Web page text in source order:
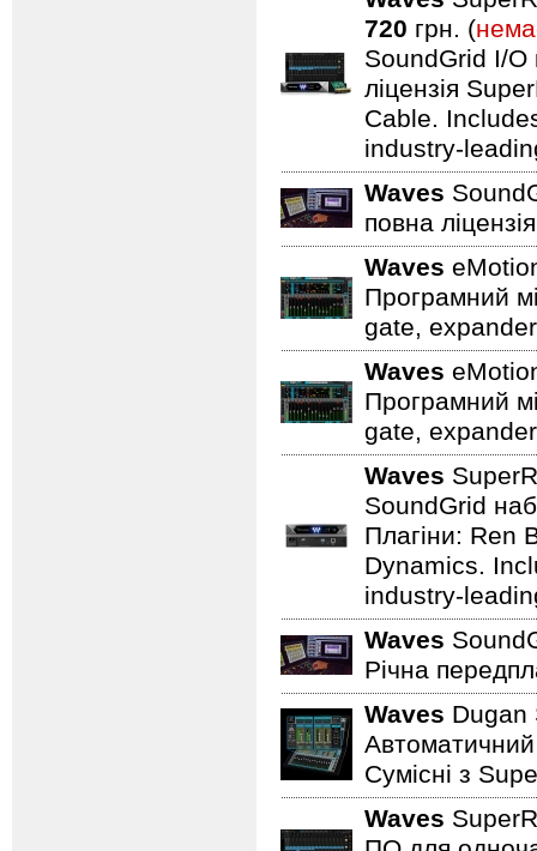
720 грн. (
SoundGrid I/O
ліцензія
Cable.
industry-
Waves
повна ліцензія
Waves
Програмний
gate,
Waves
Програмний
gate,
Waves
SoundGrid
Плагіни: Ren
Dynamics.
industry-
Waves
Річна
Waves
Автоматичний
Сумісні з
Waves